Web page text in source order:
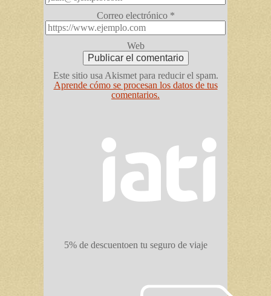
Correo electrónico *
Web
Este sitio usa Akismet para reducir el spam.
Aprende cómo se procesan los datos de tus
comentarios.
5% de descuentoen tu seguro de viaje